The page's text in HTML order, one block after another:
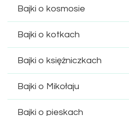
Bajki o kosmosie
Bajki o kotkach
Bajki o księżniczkach
Bajki o Mikołaju
Bajki o pieskach